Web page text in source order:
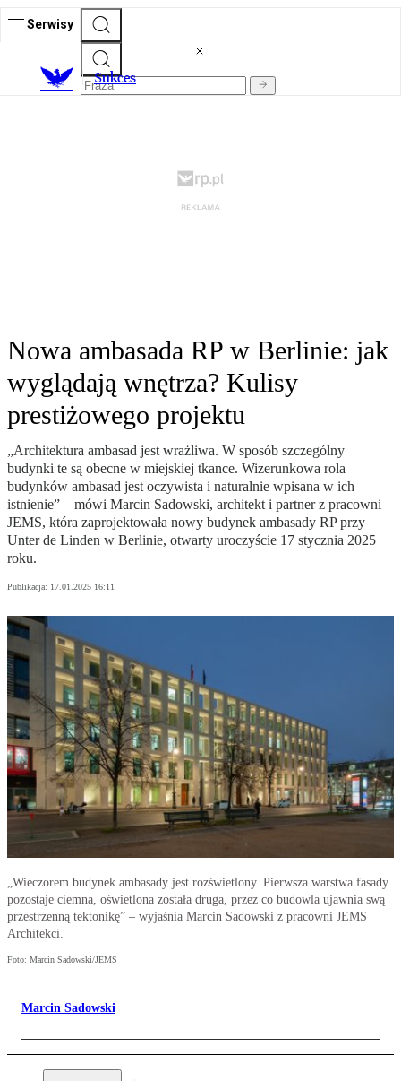
Serwisy
Sukces
Nowa ambasada RP w Berlinie: jak
wyglądają wnętrza? Kulisy
prestiżowego projektu
„Architektura ambasad jest wrażliwa. W sposób szczególny
budynki te są obecne w miejskiej tkance. Wizerunkowa rola
budynków ambasad jest oczywista i naturalnie wpisana w ich
istnienie” – mówi Marcin Sadowski, architekt i partner z pracowni
JEMS, która zaprojektowała nowy budynek ambasady RP przy
Unter de Linden w Berlinie, otwarty uroczyście 17 stycznia 2025
roku.
Publikacja: 17.01.2025 16:11
„Wieczorem budynek ambasady jest rozświetlony. Pierwsza warstwa fasady
pozostaje ciemna, oświetlona została druga, przez co budowla ujawnia swą
przestrzenną tektonikę” – wyjaśnia Marcin Sadowski z pracowni JEMS
Architekci.
Foto: Marcin Sadowski/JEMS
Marcin Sadowski